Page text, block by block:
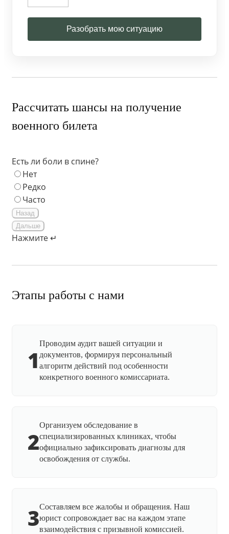
Разобрать мою ситуацию
Рассчитать шансы на получение
военного билета
Есть ли боли в спине?
Нет
Редко
Часто
Назад
Дальше
Нажмите ↵
Этапы работы с нами
1
Проводим аудит вашей ситуации и
документов, формируя персональный
алгоритм действий под особенности
конкретного военного комиссариата.
2
Организуем обследование в
специализированных клиниках, чтобы
официально зафиксировать диагнозы для
освобождения от службы.
3Составляем все жалобы и обращения. Наш
юрист сопровождает вас на каждом этапе
взаимодействия с призывной комиссией.